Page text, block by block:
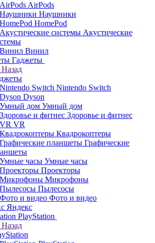
AirPods
Наушники
HomePod
Акустические
Винил
Гаджеты
Назад
Nintendo Switch
Dyson
Умный дом
Здоровье и фитнес
VR
Квадрокоптеры
Графические
Умные часы
Проекторы
Микрофоны
Пылесосы
Фото и видео
Яндекс
PlayStation
Назад